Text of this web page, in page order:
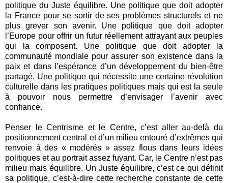
politique du Juste équilibre. Une politique que doit adopter
la France pour se sortir de ses problèmes structurels et ne
plus grever son avenir. Une politique que doit adopter
l’Europe pour offrir un futur réellement attrayant aux peuples
qui la composent. Une politique que doit adopter la
communauté mondiale pour assurer son existence dans la
paix et dans l’espérance d’un développement du bien-être
partagé. Une politique qui nécessite une certaine révolution
culturelle dans les pratiques politiques mais qui est la seule
à pouvoir nous permettre d’envisager l’avenir avec
confiance.
Penser le Centrisme et le Centre, c’est aller au-delà du
positionnement central et d’un milieu entouré d’extrêmes qui
renvoie à des « modérés » assez flous dans leurs idées
politiques et au portrait assez fuyant. Car, le Centre n’est pas
milieu mais équilibre. Un Juste équilibre, c’est ce qui définit
sa politique, c’est-à-dire cette recherche constante de cette